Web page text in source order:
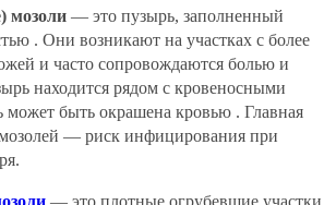
мозоли — это пузырь, заполненный
. Они возникают на участках с более
и часто сопровождаются болью и
находится рядом с кровеносными
может быть окрашена кровью . Главная
— риск инфицирования при
— это плотные огрубевшие участки